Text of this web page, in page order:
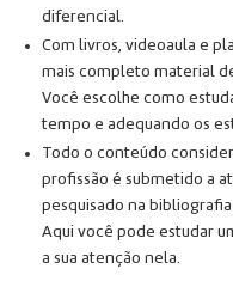
diferencial.
Com livros, videoaula e
mais completo material
Você escolhe como
tempo e adequando os
Todo o conteúdo
profissão é submetido a
pesquisado na bibliografia
Aqui você pode estudar
a sua atenção nela.